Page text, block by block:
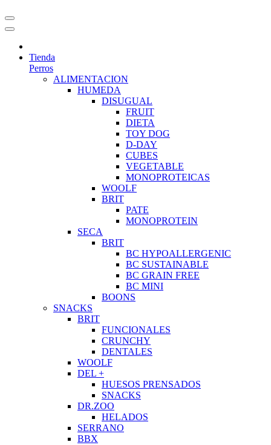
Tienda
Perros
ALIMENTACION
HUMEDA
DISUGUAL
FRUIT
DIETA
TOY DOG
D-DAY
CUBES
VEGETABLE
MONOPROTEICAS
WOOLF
BRIT
PATE
MONOPROTEIN
SECA
BRIT
BC HYPOALLERGENIC
BC SUSTAINABLE
BC GRAIN FREE
BC MINI
BOONS
SNACKS
BRIT
FUNCIONALES
CRUNCHY
DENTALES
WOOLF
DEL +
HUESOS PRENSADOS
SNACKS
DR.ZOO
HELADOS
SERRANO
BBX